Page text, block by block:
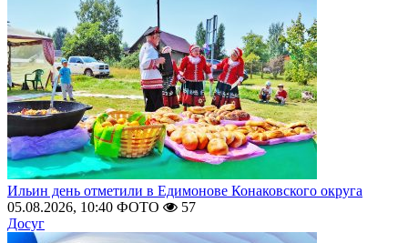
Ильин день отметили в Едимонове Конаковского округа
05.08.2026, 10:40 ФОТО
57
Досуг